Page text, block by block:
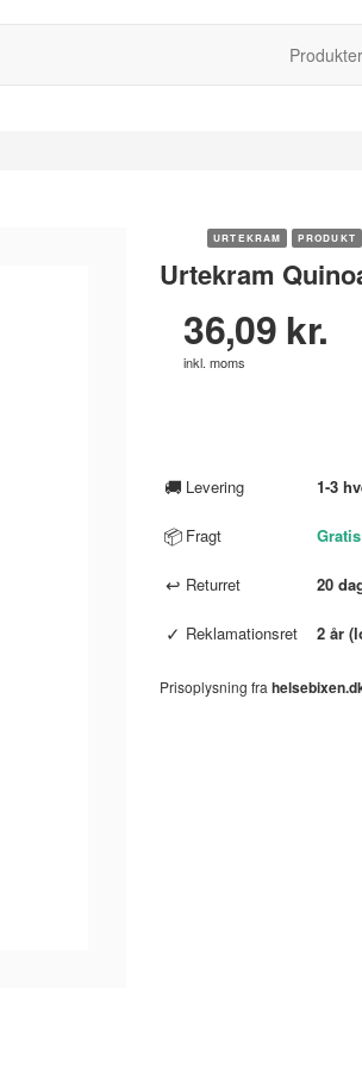
Produkter
URTEKRAM PRODUKT
Urtekram
36,09 kr.
inkl. moms
🚚 Levering 1-3
📦 Fragt Gratis
↩ Returret 20
✓ Reklamationsret 2 år
Prisoplysning fra